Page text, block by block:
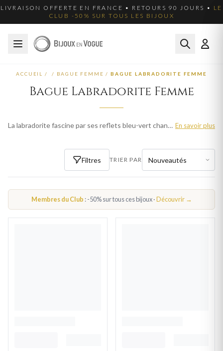
LIVRAISON OFFERTE EN FRANCE • RETOURS 90 JOURS • LE
CLUB -50% SUR TOUS LES BIJOUX
ACCUEIL / / BAGUE FEMME / BAGUE LABRADORITE FEMME
Bague Labradorite Femme
La labradorite fascine par ses reflets bleu-vert changeants, phénomène unique en joaillerie. Nos bagues labradorite femme en or et argent 925 capturent cette magie minérale dans des montures élégantes. En savoir plus
Filtres TRIER PAR
Membres du Club : -50% sur tous ces bijoux ·Découvrir →